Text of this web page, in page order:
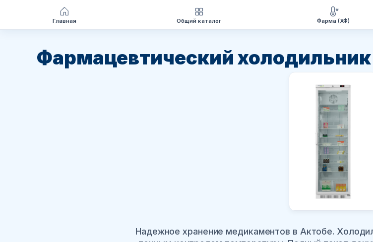
Перейти
содержимомуФармацевтический
Надежное хранение медикаментов в Актобе.
Главная Общий каталог Фарма (ХФ)